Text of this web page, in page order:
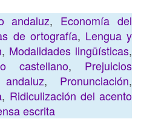
andaluz, Economía del
de ortografía, Lengua y
, Modalidades lingüísticas,
castellano, Prejuicios
, Pronunciación,
, Ridiculización del acento
escrita